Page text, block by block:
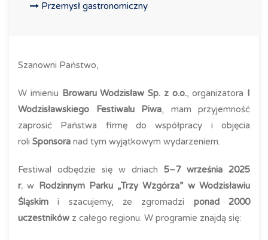
Przemysł gastronomiczny
Szanowni Państwo,
W imieniu Browaru Wodzisław Sp. z o.o., organizatora I
Wodzisławskiego Festiwalu Piwa, mam przyjemność
zaprosić Państwa firmę do współpracy i objęcia
roli Sponsora nad tym wyjątkowym wydarzeniem.
Festiwal odbędzie się w dniach 5–7 września 2025
r. w Rodzinnym Parku „Trzy Wzgórza” w Wodzisławiu
Śląskim i szacujemy, że zgromadzi ponad 2000
uczestników z całego regionu. W programie znajdą się: